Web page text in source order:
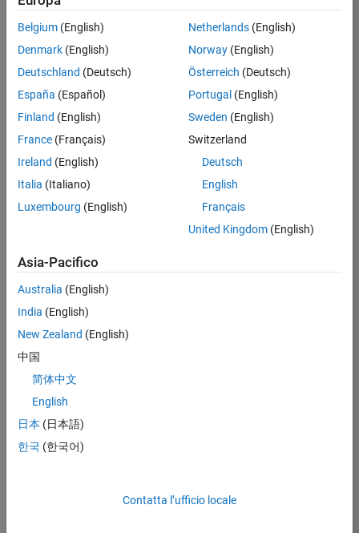
functions that support GPU computing:
vehicleDetectorFasterRCNN
fastRCNNObjectDetectorMonoCamera, and
and visualization using Unreal Engine®( only
supported on Windows and Linux).
Deep Learning Toolbox required for the
vehicleDetectorFasterRCNN function
RoadRunner, RoadRunner Scenario, and Simulink
Eligible for Use with MATLAB Compiler and
Simulink Compiler
Yes - see details
Eligible for Use with Parallel Computing
Toolbox and MATLAB Parallel Server
Introduced in R2017a
Belgium (English)
Denmark (English)
Deutschland (Deutsch)
España (Español)
Finland (English)
France (Français)
Ireland (English)
Italia (Italiano)
Luxembourg (English)
Netherlands(English)
Norway(English)
Österreich (Deutsch)
Portugal (English)
Sweden (English)
Switzerland
Deutsch
English
Français
United Kingdom(English)
Asia-Pacifico
Australia (English)
India (English)
New Zealand (English)
中国
简体中文
English
日本 (日本語)
한국 (한국어)
Contatta l’ufficio locale